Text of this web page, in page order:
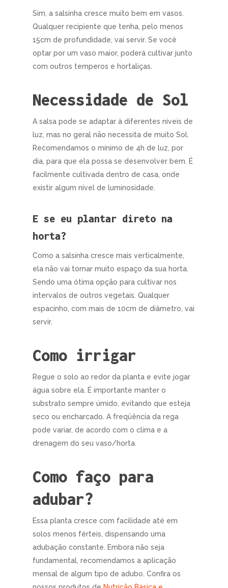
Sim, a salsinha cresce muito bem em vasos.
Qualquer recipiente que tenha, pelo menos
15cm de profundidade, vai servir. Se você
optar por um vaso maior, poderá cultivar junto
com outros temperos e hortaliças.
Necessidade de Sol
A salsa pode se adaptar à diferentes níveis de
luz, mas no geral não necessita de muito Sol.
Recomendamos o mínimo de 4h de luz, por
dia, para que ela possa se desenvolver bem. É
facilmente cultivada dentro de casa, onde
existir algum nível de luminosidade.
E se eu plantar direto na
horta?
Como a salsinha cresce mais verticalmente,
ela não vai tomar muito espaço da sua horta.
Sendo uma ótima opção para cultivar nos
intervalos de outros vegetais. Qualquer
espacinho, com mais de 10cm de diâmetro, vai
servir.
Como irrigar
Regue o solo ao redor da planta e evite jogar
água sobre ela. É importante manter o
substrato sempre úmido, evitando que esteja
seco ou encharcado. A freqüência da rega
pode variar, de acordo com o clima e a
drenagem do seu vaso/horta.
Como faço para
adubar?
Essa planta cresce com facilidade até em
solos menos férteis, dispensando uma
adubação constante. Embora não seja
fundamental, recomendamos a aplicação
mensal de algum tipo de adubo. Confira os